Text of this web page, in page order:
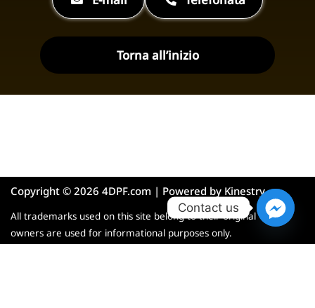
Torna all’inizio
Copyright © 2026 4DPF.com | Powered by Kinestry
All trademarks used on this site belong to their original
owners are used for informational purposes only.
Contact us